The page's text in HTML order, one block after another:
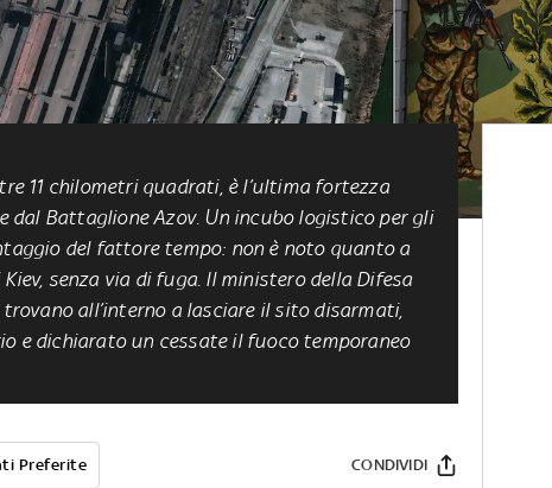
11 chilometri quadrati, è l’ultima fortezza
Battaglione Azov. Un incubo logistico per gli
del fattore tempo: non è noto quanto a
senza via di fuga. Il ministero della Difesa
all’interno a lasciare il sito disarmati,
e dichiarato un cessate il fuoco temporaneo
Preferite CONDIVIDI